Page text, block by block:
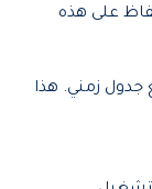
على هذه
زمني. هذا